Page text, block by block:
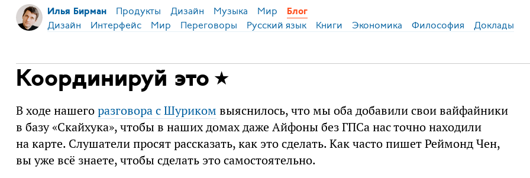
Илья Бирман Продукты Дизайн Музыка Мир Блог
Дизайн Интерфейс Мир Переговоры Русский язык Книги Экономика Философия Доклады
Координируй это
В ходе нашегоразговора с Шуриком выяснилось, что мы оба добавили свои вайфайники
в базу «Скайхука», чтобы в наших домах даже Айфоны без ГПСа нас точно находили
на карте. Слушатели просят рассказать, как это сделать. Как часто пишет Реймонд Чен,
вы уже всё знаете, чтобы сделать это самостоятельно.